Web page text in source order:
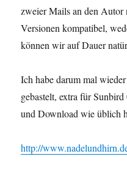
zweier Mails an den Autor
Versionen kompatibel,
können wir auf Dauer
Ich habe darum mal
gebastelt, extra für
und Download wie üblich
http://